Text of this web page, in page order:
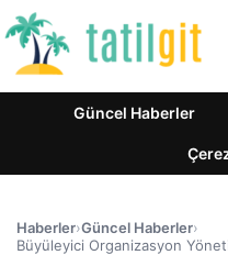
Güncel Haberler
Haberler›Güncel Haberler›
Büyüleyici Organizasyon